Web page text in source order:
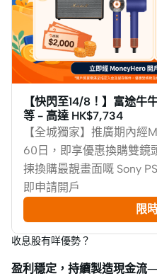
【快閃至14/8！】富途牛
等 - 高達 HK$7,734
【全城獨家】推廣期內經
60日，即享優惠換購雙鏡
揀換購最靚畫面嘅 Sony
即申請開戶
限
收息股有咩優勢？
盈利穩定，持續製造現金流